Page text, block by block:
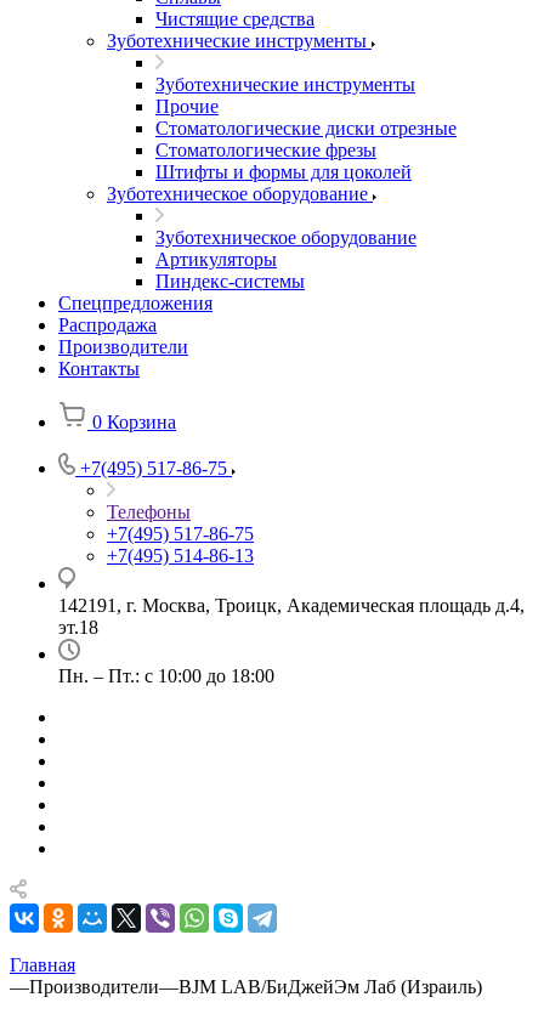
Чистящие средства
Зуботехнические инструменты
Зуботехнические инструменты
Прочие
Стоматологические диски отрезные
Стоматологические фрезы
Штифты и формы для цоколей
Зуботехническое оборудование
Зуботехническое оборудование
Артикуляторы
Пиндекс-системы
Спецпредложения
Распродажа
Производители
Контакты
0 Корзина
+7(495) 517-86-75
Телефоны
+7(495) 517-86-75
+7(495) 514-86-13
142191, г. Москва, Троицк, Академическая площадь д.4,
эт.18
Пн. – Пт.: с 10:00 до 18:00
Главная
—Производители—BJM LAB/БиДжейЭм Лаб (Израиль)